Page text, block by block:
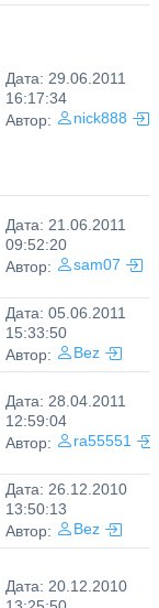
Дата: 29.06.2011
16:17:34
Автор:
nick888
Дата: 21.06.2011
09:52:20
Автор:
sam07
Дата: 05.06.2011
15:33:50
Автор:
Bez
Дата: 28.04.2011
12:59:04
Автор:
ra55551
Дата: 26.12.2010
13:50:13
Автор:
Bez
Дата: 20.12.2010